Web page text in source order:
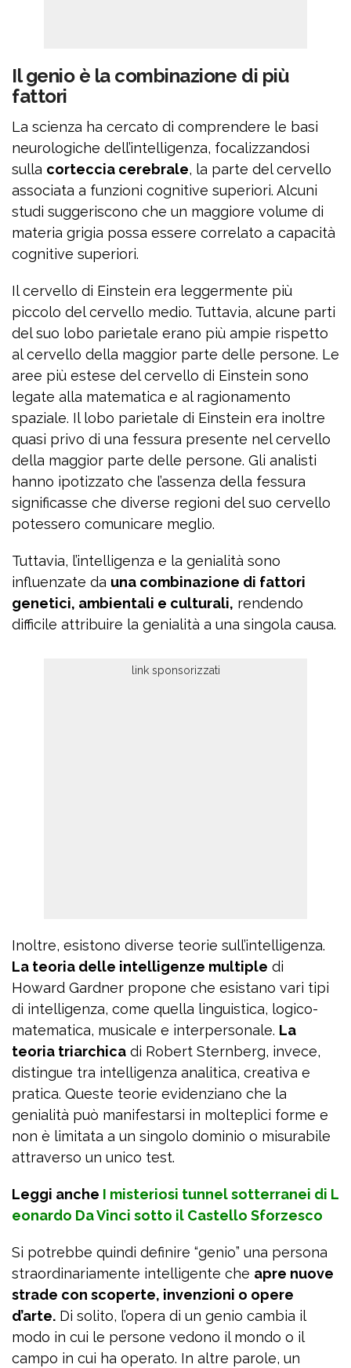
Il genio è la combinazione di più
fattori
La scienza ha cercato di comprendere le basi
neurologiche dell’intelligenza, focalizzandosi
sulla corteccia cerebrale, la parte del cervello
associata a funzioni cognitive superiori. Alcuni
studi suggeriscono che un maggiore volume di
materia grigia possa essere correlato a capacità
cognitive superiori.
Il cervello di Einstein era leggermente più
piccolo del cervello medio. Tuttavia, alcune parti
del suo lobo parietale erano più ampie rispetto
al cervello della maggior parte delle persone. Le
aree più estese del cervello di Einstein sono
legate alla matematica e al ragionamento
spaziale. Il lobo parietale di Einstein era inoltre
quasi privo di una fessura presente nel cervello
della maggior parte delle persone. Gli analisti
hanno ipotizzato che l’assenza della fessura
significasse che diverse regioni del suo cervello
potessero comunicare meglio.
Tuttavia, l’intelligenza e la genialità sono
influenzate da una combinazione di fattori
genetici, ambientali e culturali, rendendo
difficile attribuire la genialità a una singola causa.
Inoltre, esistono diverse teorie sull’intelligenza.
La teoria delle intelligenze multiple di
Howard Gardner propone che esistano vari tipi
di intelligenza, come quella linguistica, logico-
matematica, musicale e interpersonale. La
teoria triarchica di Robert Sternberg, invece,
distingue tra intelligenza analitica, creativa e
pratica. Queste teorie evidenziano che la
genialità può manifestarsi in molteplici forme e
non è limitata a un singolo dominio o misurabile
attraverso un unico test.
Leggi anche I misteriosi tunnel sotterranei di L
eonardo Da Vinci sotto il Castello Sforzesco
Si potrebbe quindi definire “genio” una persona
straordinariamente intelligente che apre nuove
strade con scoperte, invenzioni o opere
d’arte. Di solito, l’opera di un genio cambia il
modo in cui le persone vedono il mondo o il
campo in cui ha operato. In altre parole, un